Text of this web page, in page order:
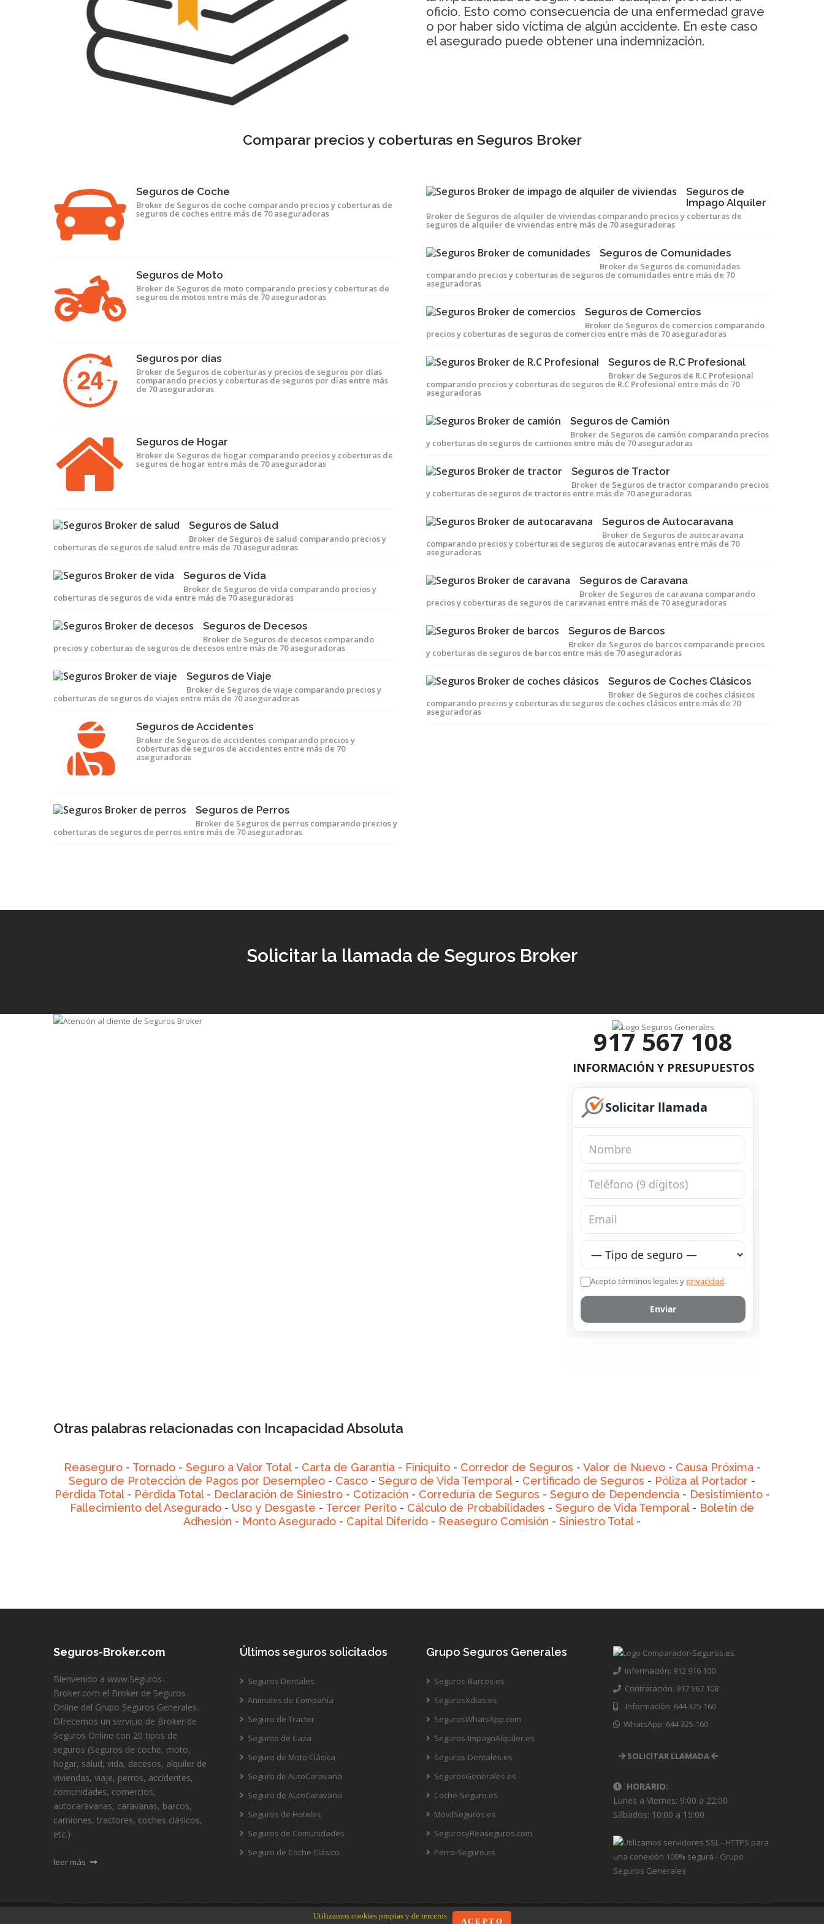
oficio. Esto como consecuencia de una enfermedad grave
o por haber sido víctima de algún accidente. En este caso
el asegurado puede obtener una indemnización.
Comparar precios y coberturas en Seguros Broker
Seguros de Coche
Broker de Seguros de coche comparando precios y coberturas de
seguros de coches entre más de 70 aseguradoras
Seguros de Moto
Broker de Seguros de moto comparando precios y coberturas de
seguros de motos entre más de 70 aseguradoras
Seguros por días
Broker de Seguros de coberturas y precios de seguros por días
comparando precios y coberturas de seguros por días entre más
de 70 aseguradoras
Seguros de Hogar
Broker de Seguros de hogar comparando precios y coberturas de
seguros de hogar entre más de 70 aseguradoras
Seguros de Salud
Broker de Seguros de salud comparando precios y
coberturas de seguros de salud entre más de 70 aseguradoras
Seguros de Vida
Broker de Seguros de vida comparando precios y
coberturas de seguros de vida entre más de 70 aseguradoras
Seguros de Decesos
Broker de Seguros de decesos comparando
precios y coberturas de seguros de decesos entre más de 70 aseguradoras
Seguros de Viaje
Broker de Seguros de viaje comparando precios y
coberturas de seguros de viajes entre más de 70 aseguradoras
Seguros de Accidentes
Broker de Seguros de accidentes comparando precios y
coberturas de seguros de accidentes entre más de 70
aseguradoras
Seguros de Perros
Broker de Seguros de perros comparando precios y
coberturas de seguros de perros entre más de 70 aseguradoras
Seguros de
Impago Alquiler
Broker de Seguros de alquiler de viviendas comparando precios y coberturas de
seguros de alquiler de viviendas entre más de 70 aseguradoras
Seguros de Comunidades
Broker de Seguros de comunidades
comparando precios y coberturas de seguros de comunidades entre más de 70
aseguradoras
Seguros de Comercios
Broker de Seguros de comercios comparando
precios y coberturas de seguros de comercios entre más de 70 aseguradoras
Seguros de R.C Profesional
Broker de Seguros de R.C Profesional
comparando precios y coberturas de seguros de R.C Profesional entre más de 70
aseguradoras
Seguros de Camión
Broker de Seguros de camión comparando precios
y coberturas de seguros de camiones entre más de 70 aseguradoras
Seguros de Tractor
Broker de Seguros de tractor comparando precios
y coberturas de seguros de tractores entre más de 70 aseguradoras
Seguros de Autocaravana
Broker de Seguros de autocaravana
comparando precios y coberturas de seguros de autocaravanas entre más de 70
aseguradoras
Seguros de Caravana
Broker de Seguros de caravana comparando
precios y coberturas de seguros de caravanas entre más de 70 aseguradoras
Seguros de Barcos
Broker de Seguros de barcos comparando precios
y coberturas de seguros de barcos entre más de 70 aseguradoras
Seguros de Coches Clásicos
Broker de Seguros de coches clásicos
comparando precios y coberturas de seguros de coches clásicos entre más de 70
aseguradoras
Solicitar la llamada de Seguros Broker
917 567 108
INFORMACIÓN Y PRESUPUESTOS
Otras palabras relacionadas con Incapacidad Absoluta
Reaseguro- Tornado- Seguro a Valor Total- Carta de Garantía- Finiquito- Corredor de Seguros - Valor de Nuevo- Causa Próxima-
Seguro de Protección de Pagos por Desempleo - Casco - Seguro de Vida Temporal- Certificado de Seguros - Póliza al Portador -
Pérdida Total- Pérdida Total- Declaración de Siniestro- Cotización - Correduría de Seguros - Seguro de Dependencia- Desistimiento-
Fallecimiento del Asegurado - Uso y Desgaste - Tercer Perito - Cálculo de Probabilidades - Seguro de Vida Temporal- Boletín de
Adhesión - Monto Asegurado - Capital Diferido - Reaseguro Comisión - Siniestro Total-
Seguros-Broker.com
Bienvenido a www.Seguros-
Broker.com el Broker de Seguros
Online del Grupo Seguros Generales.
Ofrecemos un servicio de Broker de
Seguros Online con 20 tipos de
seguros (Seguros de coche, moto,
hogar, salud, vida, decesos, alquiler de
viviendas, viaje, perros, accidentes,
comunidades, comercios,
autocaravanas, caravanas, barcos,
camiones, tractores, coches clásicos,
etc.)
leer más
Últimos seguros solicitados
Seguros Dentales
Animales de Compañía
Seguro de Tractor
Seguros de Caza
Seguro de Moto Clásica
Seguro de AutoCaravana
Seguro de AutoCaravana
Seguros de Hoteles
Seguros de Comunidades
Seguro de Coche Clásico
Grupo Seguros Generales
Seguros-Barcos.es
SegurosXdias.es
SegurosWhatsApp.com
Seguros-ImpagoAlquiler.es
Seguros-Dentales.es
SegurosGenerales.es
Coche-Seguro.es
MovilSeguros.es
SegurosyReaseguros.com
Perro-Seguro.es
Información: 912 916 100
Contratación: 917 567 108
Información: 644 325 160
WhatsApp: 644 325 160
SOLICITAR LLAMADA
HORARIO:
Lunes a Viernes: 9:00 a 22:00
Sábados: 10:00 a 15:00
Utilizamos cookies propias y de terceros
A C E P T O